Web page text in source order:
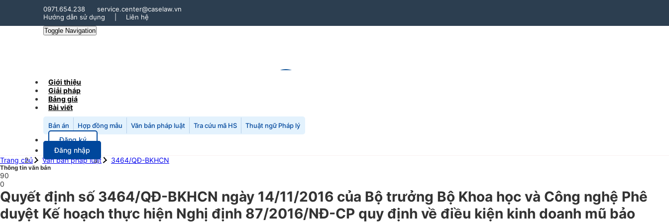
0971.654.238
service.center@caselaw.vn
Hướng dẫn sử dụng
Liên hệ
Toggle Navigation
Giới thiệu
Giải pháp
Bảng giá
Bài viết
Bản án Hợp đồng mẫu Văn bản pháp luật Tra cứu mã HS Thuật ngữ Pháp lý
Đăng ký
Đăng nhập
Trang chủ
Văn bản pháp luật 3464/QĐ-BKHCN
Thông tin văn bản
90
0
Quyết định số 3464/QĐ-BKHCN ngày 14/11/2016 của Bộ trưởng Bộ Khoa học và Công nghệ Phê
duyệt Kế hoạch thực hiện Nghị định 87/2016/NĐ-CP quy định về điều kiện kinh doanh mũ bảo